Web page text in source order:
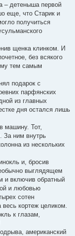
– детеныша первой
еще, что Старик и
получиться
щенка клинком. И
без всякого
тем самым
подарок с
парфянских
из главных
дня остался лишь
машину. Тот,
За ним внутрь
из нескольких
и, бросив
выглядящем
и включив обратный
и любовью
сотен
кортеж целиком.
к глазам,
американский